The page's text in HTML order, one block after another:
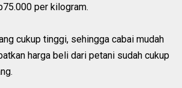
per kilogram.
cukup tinggi, sehingga cabai mudah
harga beli dari petani sudah cukup